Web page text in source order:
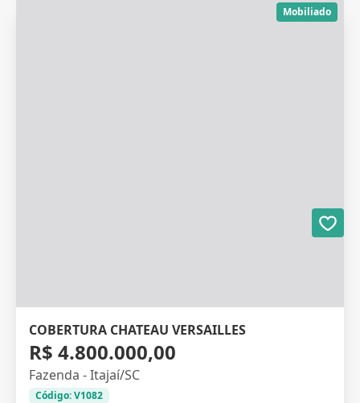
Mobiliado
COBERTURA CHATEAU VERSAILLES
R$ 4.800.000,00
Fazenda - Itajaí/SC
Código: V1082